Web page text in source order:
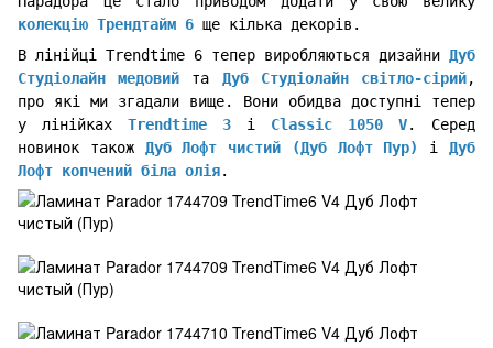
колекцію Трендтайм 6 ще кілька декорів.
В лінійці Trendtime 6 тепер виробляються дизайни Дуб
Студіолайн медовий та Дуб Студіолайн світло-сірий,
про які ми згадали вище. Вони обидва доступні тепер
у лінійках Trendtime 3 і Classic 1050 V. Серед
новинок також Дуб Лофт чистий (Дуб Лофт Пур) і Дуб
Лофт копчений біла олія.